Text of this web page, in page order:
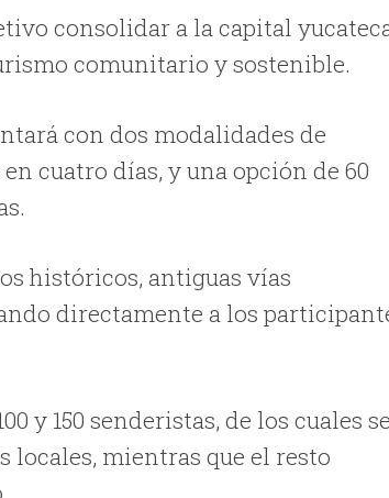
consolidar a la capital
comunitario y sostenible.
con dos modalidades de
cuatro días, y una opción de 60
históricos, antiguas vías
directamente a los
y 150 senderistas, de los cuales
locales, mientras que el resto